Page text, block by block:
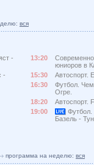
вся
-
-
13:20
юниоров в
15:30
Автоспорт.
16:30
Футбол.
Огре.
18:20
Автоспорт.
19:00
Футбол.
Базель -
программа на неделю: вся